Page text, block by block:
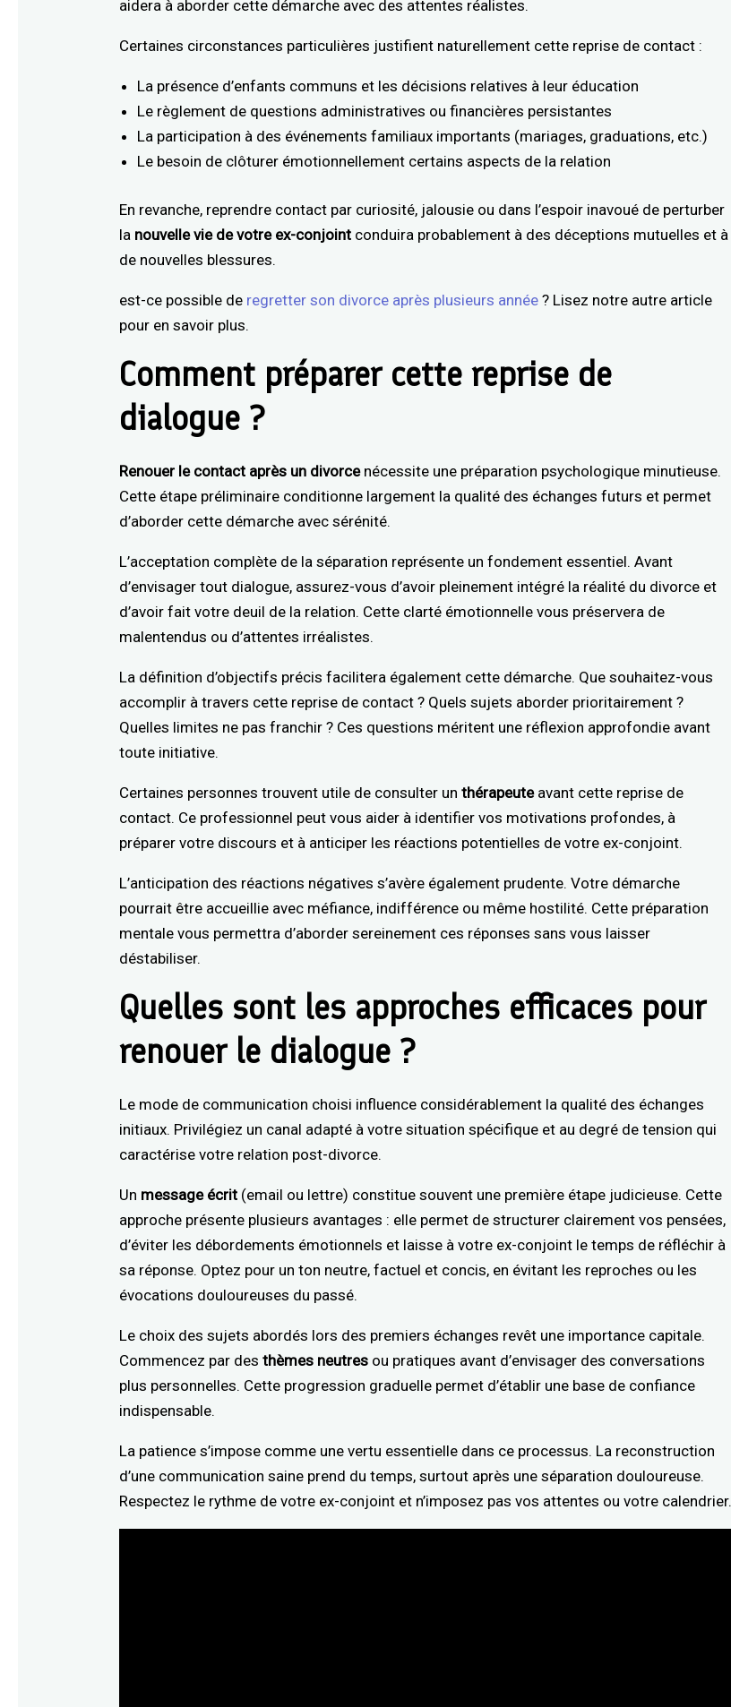
aidera à aborder cette démarche avec des attentes réalistes.
Certaines circonstances particulières justifient naturellement cette reprise de contact :
La présence d’enfants communs et les décisions relatives à leur éducation
Le règlement de questions administratives ou financières persistantes
La participation à des événements familiaux importants (mariages, graduations, etc.)
Le besoin de clôturer émotionnellement certains aspects de la relation
En revanche, reprendre contact par curiosité, jalousie ou dans l’espoir inavoué de perturber
la nouvelle vie de votre ex-conjoint conduira probablement à des déceptions mutuelles et à
de nouvelles blessures.
est-ce possible de regretter son divorce après plusieurs année ? Lisez notre autre article
pour en savoir plus.
Comment préparer cette reprise de
dialogue ?
Renouer le contact après un divorcenécessite une préparation psychologique minutieuse.
Cette étape préliminaire conditionne largement la qualité des échanges futurs et permet
d’aborder cette démarche avec sérénité.
L’acceptation complète de la séparation représente un fondement essentiel. Avant
d’envisager tout dialogue, assurez-vous d’avoir pleinement intégré la réalité du divorce et
d’avoir fait votre deuil de la relation. Cette clarté émotionnelle vous préservera de
malentendus ou d’attentes irréalistes.
La définition d’objectifs précis facilitera également cette démarche. Que souhaitez-vous
accomplir à travers cette reprise de contact ? Quels sujets aborder prioritairement ?
Quelles limites ne pas franchir ? Ces questions méritent une réflexion approfondie avant
toute initiative.
Certaines personnes trouvent utile de consulter unthérapeuteavant cette reprise de
contact. Ce professionnel peut vous aider à identifier vos motivations profondes, à
préparer votre discours et à anticiper les réactions potentielles de votre ex-conjoint.
L’anticipation des réactions négatives s’avère également prudente. Votre démarche
pourrait être accueillie avec méfiance, indifférence ou même hostilité. Cette préparation
mentale vous permettra d’aborder sereinement ces réponses sans vous laisser
déstabiliser.
Quelles sont les approches efficaces pour
renouer le dialogue ?
Le mode de communication choisi influence considérablement la qualité des échanges
initiaux. Privilégiez un canal adapté à votre situation spécifique et au degré de tension qui
caractérise votre relation post-divorce.
Un message écrit (email ou lettre) constitue souvent une première étape judicieuse. Cette
approche présente plusieurs avantages : elle permet de structurer clairement vos pensées,
d’éviter les débordements émotionnels et laisse à votre ex-conjoint le temps de réfléchir à
sa réponse. Optez pour un ton neutre, factuel et concis, en évitant les reproches ou les
évocations douloureuses du passé.
Le choix des sujets abordés lors des premiers échanges revêt une importance capitale.
Commencez par desthèmes neutres ou pratiques avant d’envisager des conversations
plus personnelles. Cette progression graduelle permet d’établir une base de confiance
indispensable.
La patience s’impose comme une vertu essentielle dans ce processus. La reconstruction
d’une communication saine prend du temps, surtout après une séparation douloureuse.
Respectez le rythme de votre ex-conjoint et n’imposez pas vos attentes ou votre calendrier.